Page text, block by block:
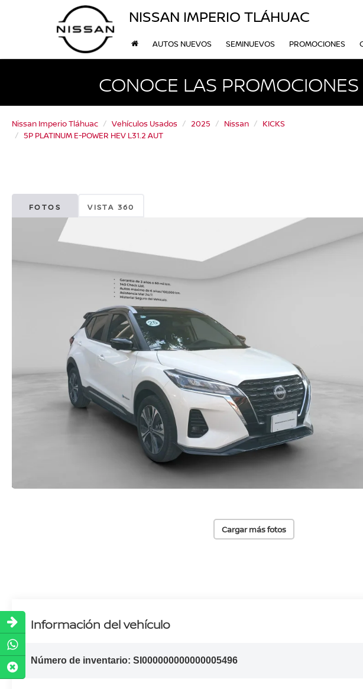
NISSAN IMPERIO TLÁHUAC
AUTOS NUEVOS SEMINUEVOS PROMOCIONES
CONOCE LAS
Nissan Imperio Tláhuac Vehículos Usados 2025 Nissan
KICKS
5P PLATINUM E-POWER HEV L31.2 AUT
FOTOS VISTA 360
Cargar más fotos
Información del vehículo
Número de inventario:SI000000000000005496